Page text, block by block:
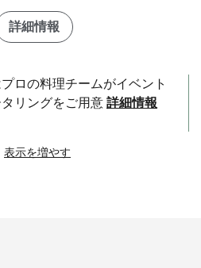
詳細情報
ロの料理チームがイベント
リングをご用意 詳細情報
表示を増やす